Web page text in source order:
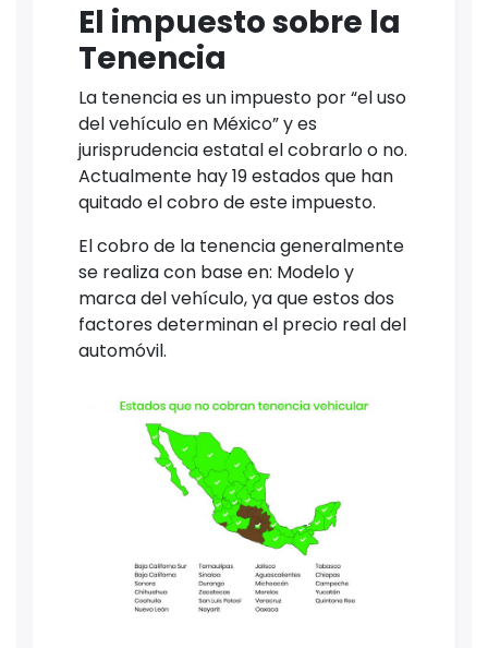
El impuesto sobre la
Tenencia
La tenencia es un impuesto por “el uso
del vehículo en México” y es
jurisprudencia estatal el cobrarlo o no.
Actualmente hay 19 estados que han
quitado el cobro de este impuesto.
El cobro de la tenencia generalmente
se realiza con base en: Modelo y
marca del vehículo, ya que estos dos
factores determinan el precio real del
automóvil.